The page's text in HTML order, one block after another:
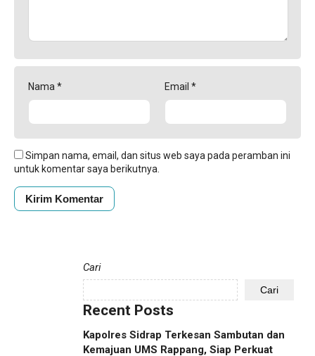
Nama * Email *
Simpan nama, email, dan situs web saya pada peramban ini
untuk komentar saya berikutnya.
Cari
Cari
Recent Posts
Kapolres Sidrap Terkesan Sambutan dan
Kemajuan UMS Rappang, Siap Perkuat